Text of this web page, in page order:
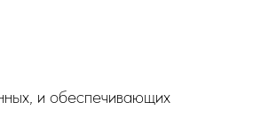
и обеспечивающих